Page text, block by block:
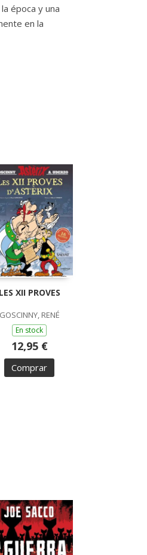
época y una
en la
LES XII PROVES
GOSCINNY, RENÉ
En stock
12,95 €
Comprar